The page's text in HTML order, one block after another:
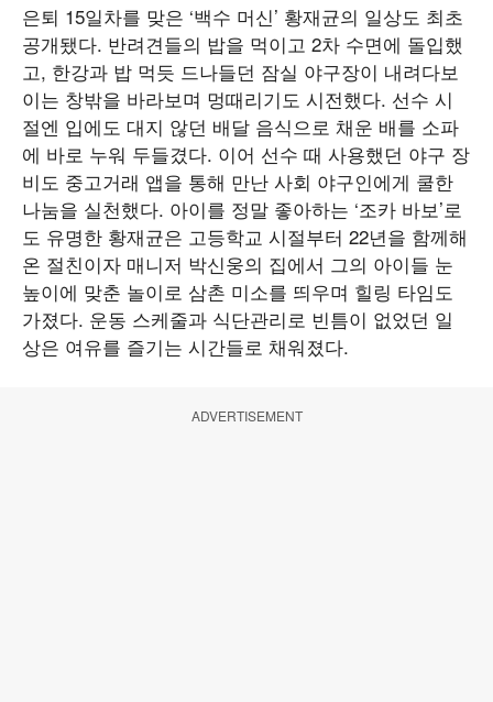
은퇴 15일차를 맞은 ‘백수 머신’ 황재균의 일상도 최초
공개됐다. 반려견들의 밥을 먹이고 2차 수면에 돌입했
고, 한강과 밥 먹듯 드나들던 잠실 야구장이 내려다보
이는 창밖을 바라보며 멍때리기도 시전했다. 선수 시
절엔 입에도 대지 않던 배달 음식으로 채운 배를 소파
에 바로 누워 두들겼다. 이어 선수 때 사용했던 야구 장
비도 중고거래 앱을 통해 만난 사회 야구인에게 쿨한
나눔을 실천했다. 아이를 정말 좋아하는 ‘조카 바보’로
도 유명한 황재균은 고등학교 시절부터 22년을 함께해
온 절친이자 매니저 박신웅의 집에서 그의 아이들 눈
높이에 맞춘 놀이로 삼촌 미소를 띄우며 힐링 타임도
가졌다. 운동 스케줄과 식단관리로 빈틈이 없었던 일
상은 여유를 즐기는 시간들로 채워졌다.
ADVERTISEMENT